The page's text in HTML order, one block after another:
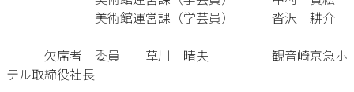
美術館運営課（学芸員） 沓沢 耕介
欠席者 委員 草川 晴夫 観音崎京急ホ
テル取締役社長